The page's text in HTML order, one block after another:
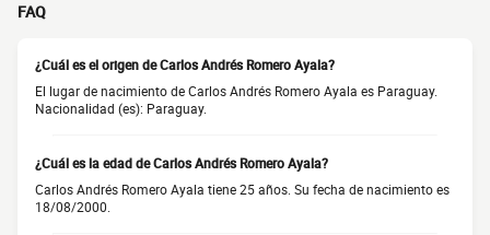
FAQ
¿Cuál es el origen de Carlos Andrés Romero Ayala?
El lugar de nacimiento de Carlos Andrés Romero Ayala es Paraguay.
Nacionalidad (es): Paraguay.
¿Cuál es la edad de Carlos Andrés Romero Ayala?
Carlos Andrés Romero Ayala tiene 25 años. Su fecha de nacimiento es
18/08/2000.